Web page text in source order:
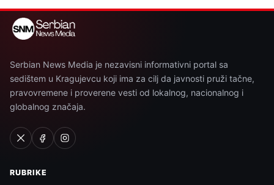
Serbian News Media je nezavisni informativni portal sa
sedištem u Kragujevcu koji ima za cilj da javnosti pruži tačne,
pravovremene i proverene vesti od lokalnog, nacionalnog i
globalnog značaja.
RUBRIKE